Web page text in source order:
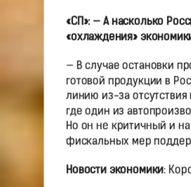
«СП»: — А насколько
«охлаждения»
— В случае остановки
готовой продукции в
линию из-за
где один из
Но он не критичный и
фискальных мер
Новости экономики: